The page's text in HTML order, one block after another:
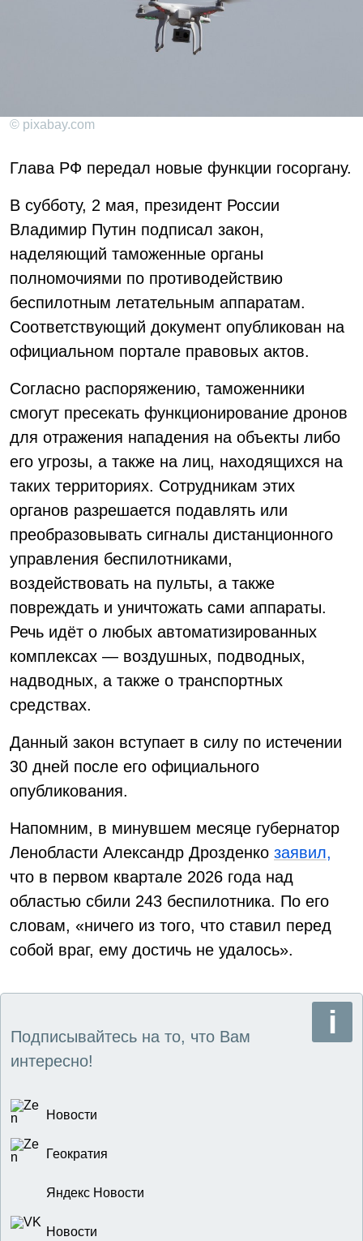
© pixabay.com
Глава РФ передал новые функции госоргану.
В субботу, 2 мая, президент России
Владимир Путин подписал закон,
наделяющий таможенные органы
полномочиями по противодействию
беспилотным летательным аппаратам.
Соответствующий документ опубликован на
официальном портале правовых актов.
Согласно распоряжению, таможенники
смогут пресекать функционирование дронов
для отражения нападения на объекты либо
его угрозы, а также на лиц, находящихся на
таких территориях. Сотрудникам этих
органов разрешается подавлять или
преобразовывать сигналы дистанционного
управления беспилотниками,
воздействовать на пульты, а также
повреждать и уничтожать сами аппараты.
Речь идёт о любых автоматизированных
комплексах — воздушных, подводных,
надводных, а также о транспортных
средствах.
Данный закон вступает в силу по истечении
30 дней после его официального
опубликования.
Напомним, в минувшем месяце губернатор
Ленобласти Александр Дрозденко заявил,
что в первом квартале 2026 года над
областью сбили 243 беспилотника. По его
словам, «ничего из того, что ставил перед
собой враг, ему достичь не удалось».
Подписывайтесь на то, что Вам
интересно!
Новости
Геократия
Яндекс Новости
Новости